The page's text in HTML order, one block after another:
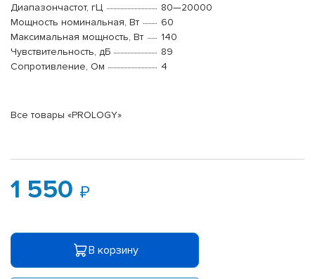
Диапазончастот, гЦ
80—20000
Мощность номинальная, Вт
60
Максимальная мощность, Вт
140
Чувствительность, дБ
89
Сопротивление, Ом
4
Все товары «PROLOGY»
1 550
В корзину